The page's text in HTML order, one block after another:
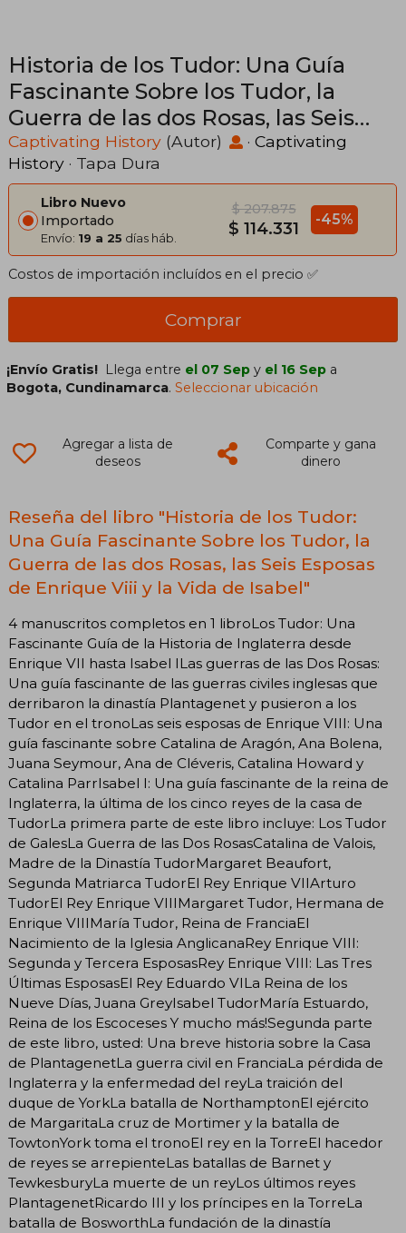
Historia de los Tudor: Una Guía
Fascinante Sobre los Tudor, la
Guerra de las dos Rosas, las Seis
Esposas de Enrique Viii y la Vida de
Isabel
Captivating History (Autor) · Captivating
History · Tapa Dura
Libro Nuevo
Importado
Envío: 19 a 25 días háb.
$ 207.875
$ 114.331 -45%
Costos de importación incluídos en el precio ✅
Comprar
¡Envío Gratis! Llega entre el 07 Sep y el 16 Sep a
Bogota, Cundinamarca.Seleccionar ubicación
Agregar a lista de
deseos
Comparte y gana
dinero
Reseña del libro "Historia de los Tudor:
Una Guía Fascinante Sobre los Tudor, la
Guerra de las dos Rosas, las Seis Esposas
de Enrique Viii y la Vida de Isabel"
4 manuscritos completos en 1 libroLos Tudor: Una
Fascinante Guía de la Historia de Inglaterra desde
Enrique VII hasta Isabel ILas guerras de las Dos Rosas:
Una guía fascinante de las guerras civiles inglesas que
derribaron la dinastía Plantagenet y pusieron a los
Tudor en el tronoLas seis esposas de Enrique VIII: Una
guía fascinante sobre Catalina de Aragón, Ana Bolena,
Juana Seymour, Ana de Cléveris, Catalina Howard y
Catalina ParrIsabel I: Una guía fascinante de la reina de
Inglaterra, la última de los cinco reyes de la casa de
TudorLa primera parte de este libro incluye: Los Tudor
de GalesLa Guerra de las Dos RosasCatalina de Valois,
Madre de la Dinastía TudorMargaret Beaufort,
Segunda Matriarca TudorEl Rey Enrique VIIArturo
TudorEl Rey Enrique VIIIMargaret Tudor, Hermana de
Enrique VIIIMaría Tudor, Reina de FranciaEl
Nacimiento de la Iglesia AnglicanaRey Enrique VIII:
Segunda y Tercera EsposasRey Enrique VIII: Las Tres
Últimas EsposasEl Rey Eduardo VILa Reina de los
Nueve Días, Juana GreyIsabel TudorMaría Estuardo,
Reina de los Escoceses Y mucho más!Segunda parte
de este libro, usted: Una breve historia sobre la Casa
de PlantagenetLa guerra civil en FranciaLa pérdida de
Inglaterra y la enfermedad del reyLa traición del
duque de YorkLa batalla de NorthamptonEl ejército
de MargaritaLa cruz de Mortimer y la batalla de
TowtonYork toma el tronoEl rey en la TorreEl hacedor
de reyes se arrepienteLas batallas de Barnet y
TewkesburyLa muerte de un reyLos últimos reyes
PlantagenetRicardo III y los príncipes en la TorreLa
batalla de BosworthLa fundación de la dinastía